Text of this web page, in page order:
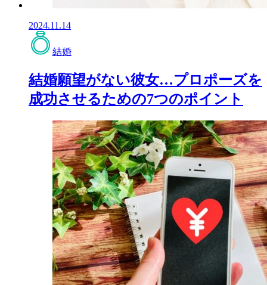
2024.11.14
結婚
結婚願望がない彼女…プロポーズを
成功させるための7つのポイント